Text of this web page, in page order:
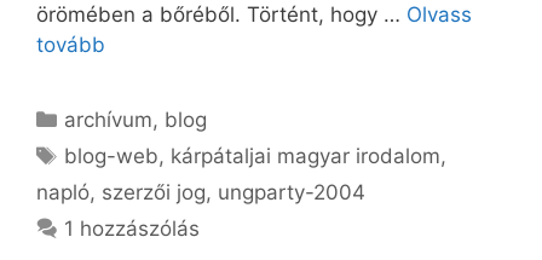
örömében a bőréből. Történt, hogy … Olvass
tovább
Kategória
archívum, blog
Címkék
blog-web, kárpátaljai magyar irodalom,
napló, szerzői jog, ungparty-2004
1 hozzászólás